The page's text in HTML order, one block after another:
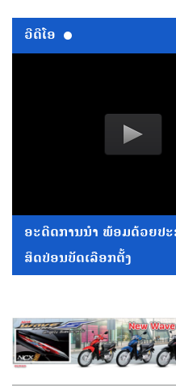
ວີດີໂອ
ອະດີດການນໍາ ພ້ອມດ້ວຍປະ
ສິດປ່ອນບັດເລືອກຕັ້ງ